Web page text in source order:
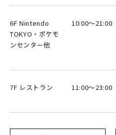
6F Nintendo
TOKYO・ポケモ
ンセンター他
10:00～21:00
7F レストラン 11:00～23:00